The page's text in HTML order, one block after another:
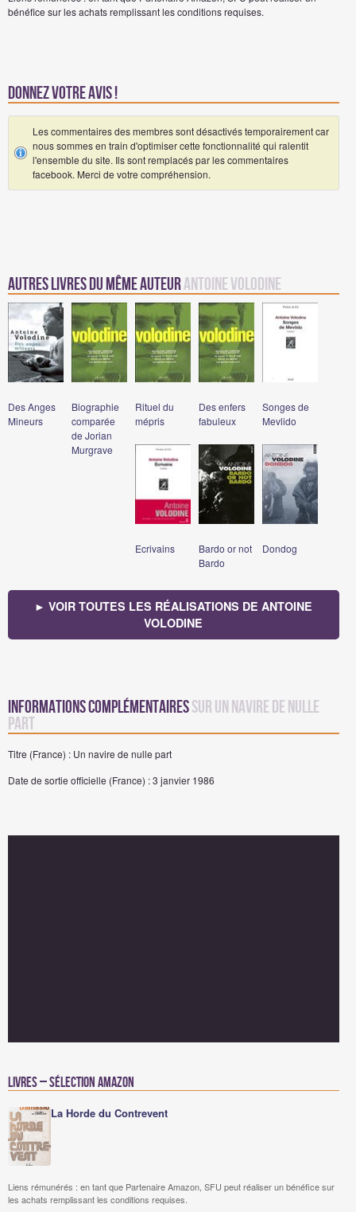
bénéfice sur les achats remplissant les conditions requises.
Donnez votre avis !
Les commentaires des membres sont désactivés temporairement car
nous sommes en train d'optimiser cette fonctionnalité qui ralentit
l'ensemble du site. Ils sont remplacés par les commentaires
facebook. Merci de votre compréhension.
Autres Livres du même auteurAntoine Volodine
Des Anges
Mineurs
Biographie
comparée
de Jorian
Murgrave
Rituel du
mépris
Des enfers
fabuleux
Songes de
Mevlido
Ecrivains
Bardo or not
Bardo
Dondog
► VOIR TOUTES LES RÉALISATIONS DE ANTOINE
VOLODINE
Informations complémentairessur Un navire de nulle
part
Titre (France) : Un navire de nulle part
Date de sortie officielle (France) : 3 janvier 1986
Livres – Sélection Amazon
La Horde du Contrevent
Liens rémunérés : en tant que Partenaire Amazon, SFU peut réaliser un bénéfice sur
les achats remplissant les conditions requises.